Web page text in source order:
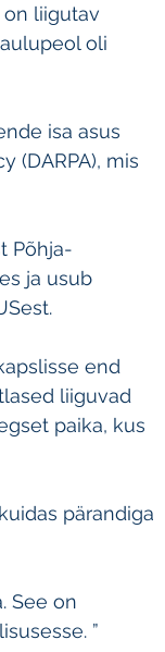
liigutav
oli
isa asus
(DARPA), mis
Põhja-
ja usub
end
liiguvad
paika, kus
pärandiga
See on
”